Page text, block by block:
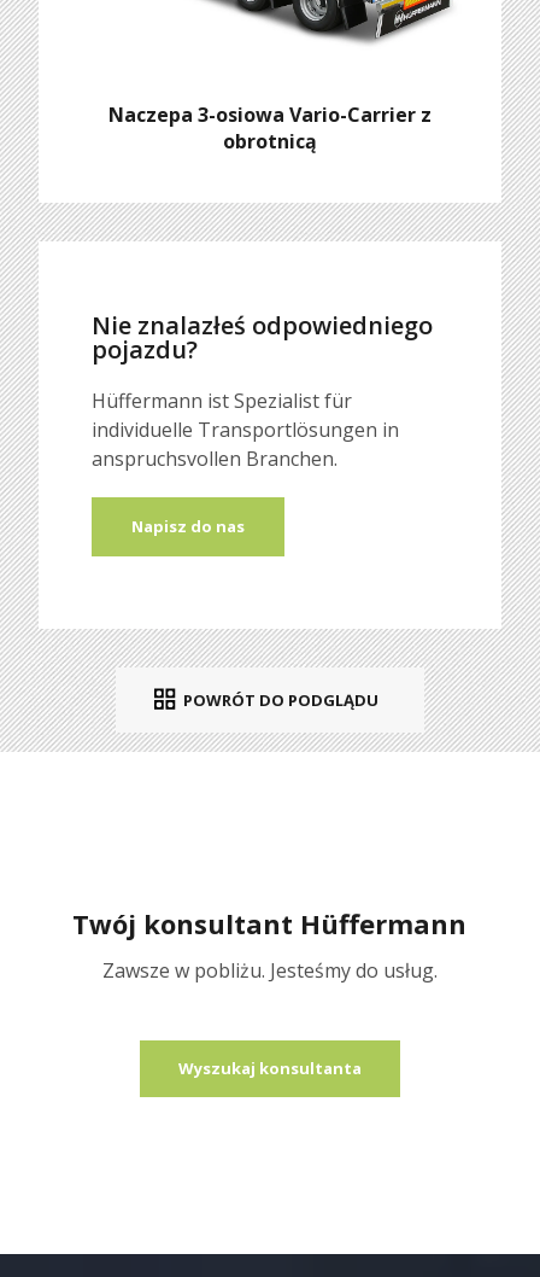
POWRÓT DO PODGLĄDU
Naczepa 3-osiowa Vario-Carrier z
obrotnicą
Nie znalazłeś odpowiedniego
pojazdu?
Hüffermann ist Spezialist für
individuelle Transportlösungen in
anspruchsvollen Branchen.
Napisz do nas
Twój konsultant Hüffermann
Zawsze w pobliżu. Jesteśmy do usług.
Wyszukaj konsultanta